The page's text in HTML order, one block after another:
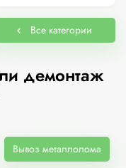
Все категории
демонтаж
Вывоз металлолома